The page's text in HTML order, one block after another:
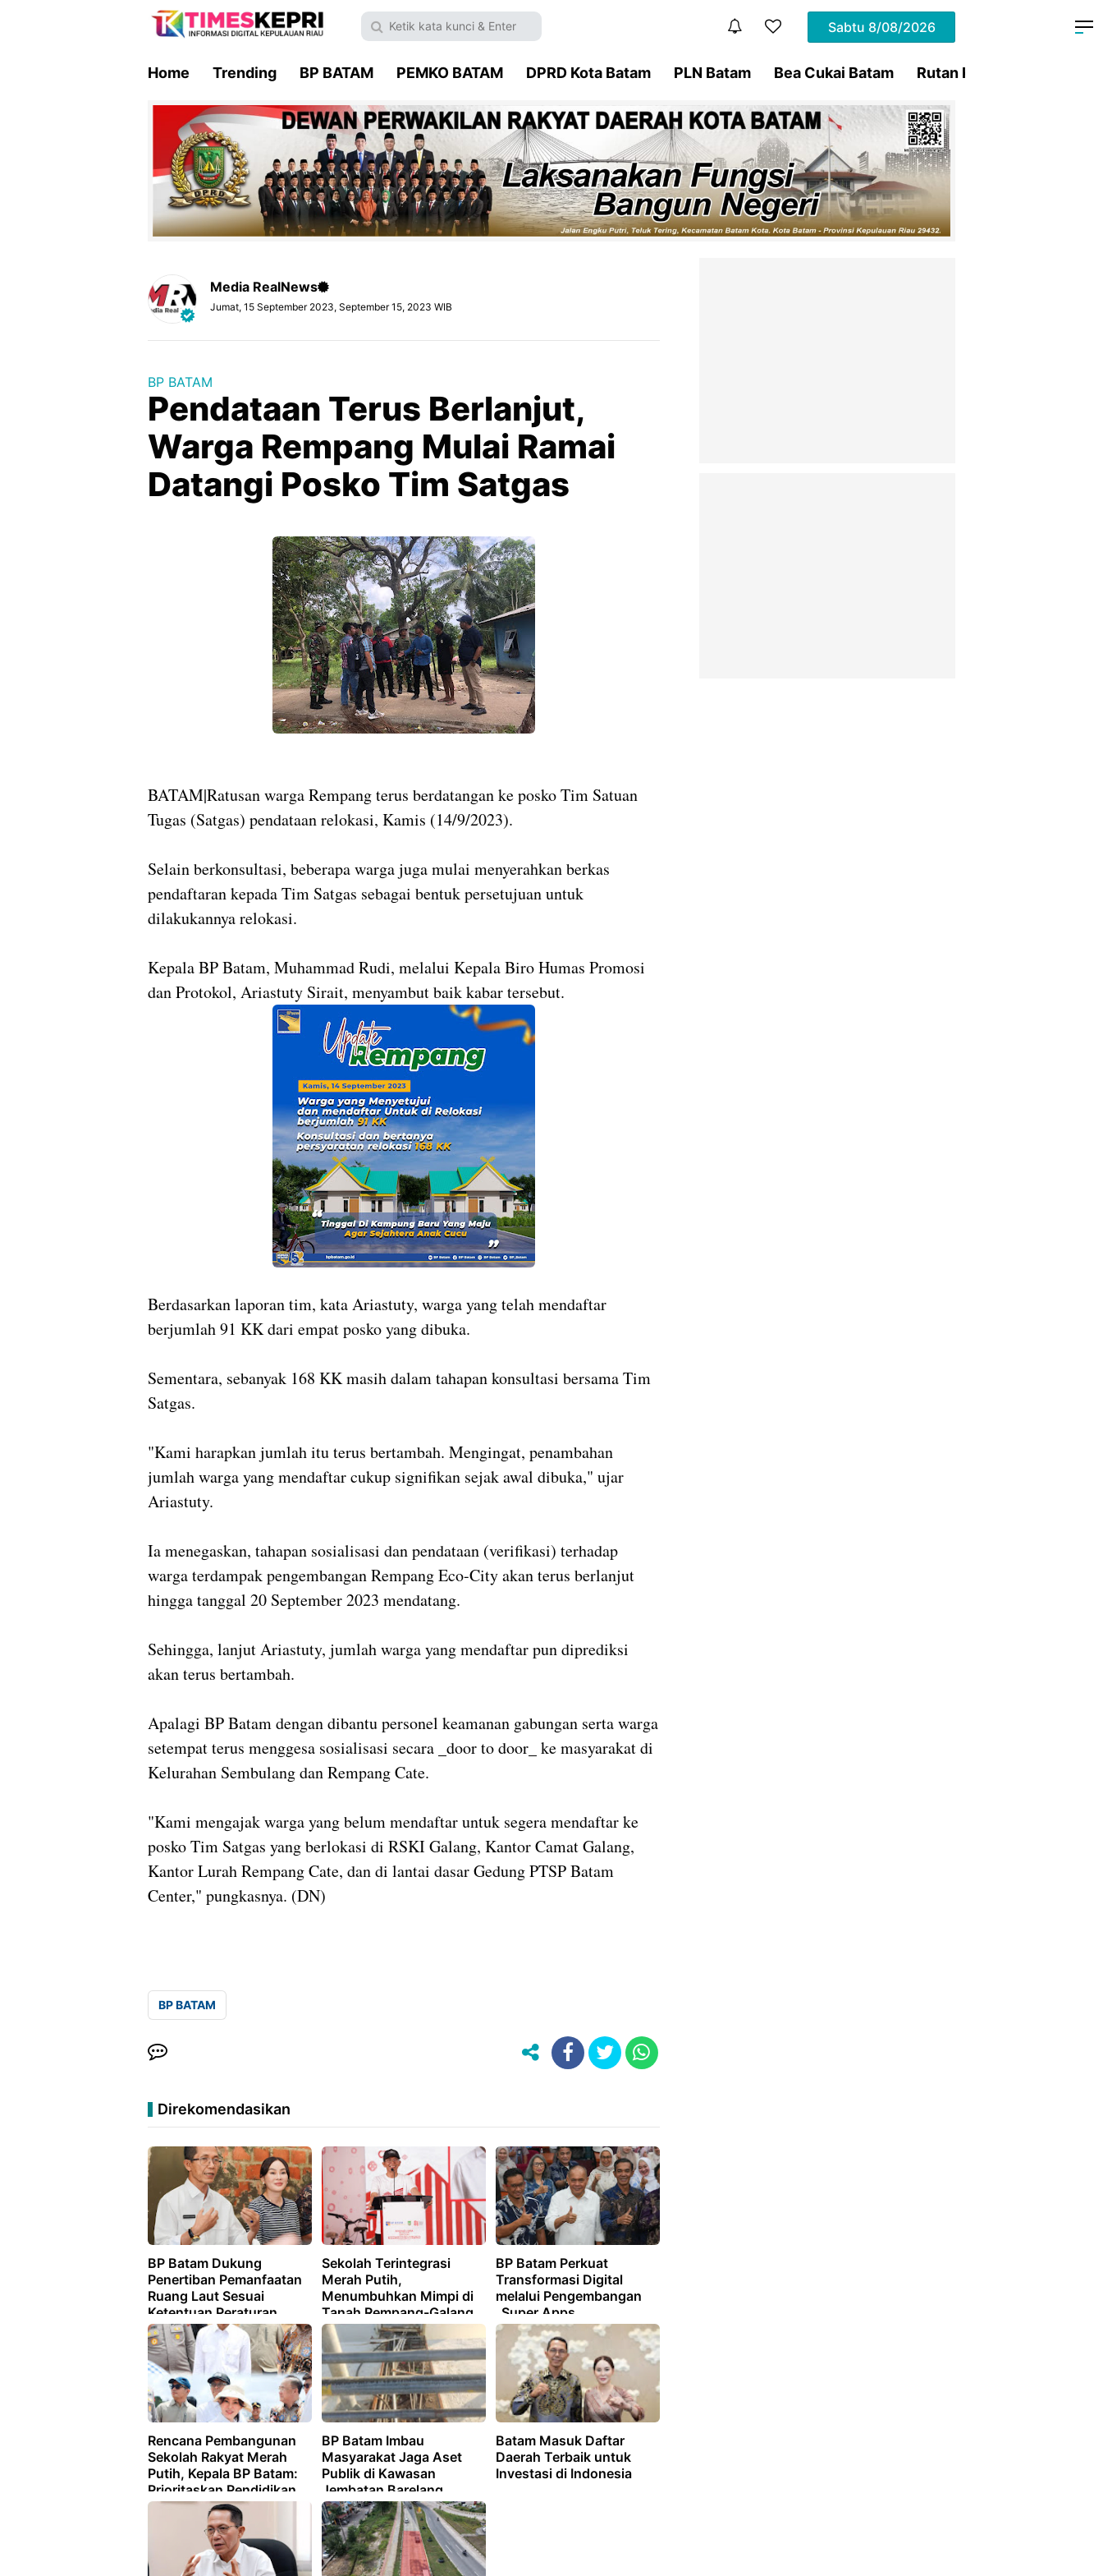
Sabtu 8/08/2026
Home Trending BP BATAM PEMKO BATAM DPRD Kota Batam PLN Batam Bea Cukai Batam Rutan Kelas IIA Batam
Media RealNews
Jumat, 15 September 2023, September 15, 2023 WIB
BP BATAM
Pendataan Terus Berlanjut,
Warga Rempang Mulai Ramai
Datangi Posko Tim Satgas
BATAM|Ratusan warga Rempang terus berdatangan ke posko Tim Satuan
Tugas (Satgas) pendataan relokasi, Kamis (14/9/2023).
Selain berkonsultasi, beberapa warga juga mulai menyerahkan berkas
pendaftaran kepada Tim Satgas sebagai bentuk persetujuan untuk
dilakukannya relokasi.
Kepala BP Batam, Muhammad Rudi, melalui Kepala Biro Humas Promosi
dan Protokol, Ariastuty Sirait, menyambut baik kabar tersebut.
Berdasarkan laporan tim, kata Ariastuty, warga yang telah mendaftar
berjumlah 91 KK dari empat posko yang dibuka.
Sementara, sebanyak 168 KK masih dalam tahapan konsultasi bersama Tim
Satgas.
"Kami harapkan jumlah itu terus bertambah. Mengingat, penambahan
jumlah warga yang mendaftar cukup signifikan sejak awal dibuka," ujar
Ariastuty.
Ia menegaskan, tahapan sosialisasi dan pendataan (verifikasi) terhadap
warga terdampak pengembangan Rempang Eco-City akan terus berlanjut
hingga tanggal 20 September 2023 mendatang.
Sehingga, lanjut Ariastuty, jumlah warga yang mendaftar pun diprediksi
akan terus bertambah.
Apalagi BP Batam dengan dibantu personel keamanan gabungan serta warga
setempat terus menggesa sosialisasi secara _door to door_ ke masyarakat di
Kelurahan Sembulang dan Rempang Cate.
"Kami mengajak warga yang belum mendaftar untuk segera mendaftar ke
posko Tim Satgas yang berlokasi di RSKI Galang, Kantor Camat Galang,
Kantor Lurah Rempang Cate, dan di lantai dasar Gedung PTSP Batam
Center," pungkasnya. (DN)
BP BATAM
Direkomendasikan
BP Batam Dukung
Penertiban Pemanfaatan
Ruang Laut Sesuai
Ketentuan Peraturan
Perundang-undangan
Sekolah Terintegrasi
Merah Putih,
Menumbuhkan Mimpi di
Tanah Rempang-Galang
BP Batam Perkuat
Transformasi Digital
melalui Pengembangan
_Super Apps_
Rencana Pembangunan
Sekolah Rakyat Merah
Putih, Kepala BP Batam:
Prioritaskan Pendidikan
Bagi Anak Keluarga
Prasejahtera
BP Batam Imbau
Masyarakat Jaga Aset
Publik di Kawasan
Jembatan Barelang
Batam Masuk Daftar
Daerah Terbaik untuk
Investasi di Indonesia